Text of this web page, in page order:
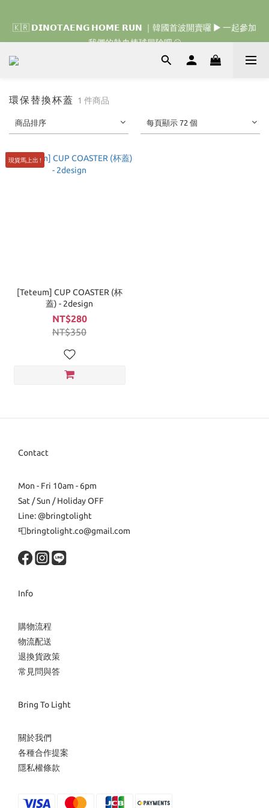
我們的熱血棒球冒險吧 ⚾️
🇰🇷 𝗗𝗜𝗡𝗢𝗧𝗔𝗘𝗡𝗚 𝗛𝗢𝗠𝗘 𝗥𝗨𝗡 ｜韓國首波開賣囉 ▶ 一起參加
我們的熱血棒球冒險吧 ⚾️
環保替換杯蓋 1 件商品
商品排序 每頁顯示 72 個
現貨馬上出 !
[Teteum] CUP COASTER (杯
蓋) - 2design
NT$280
NT$350
Contact
Mon - Fri 10am - 6pm
Sat / Sun / Holiday OFF
Line: @bringtolight
📮bringtolight.co@gmail.com
Info
購物流程
物流配送
退換貨政策
常見問與答
Bring To Light
關於我們
各種合作提案
隱私權條款